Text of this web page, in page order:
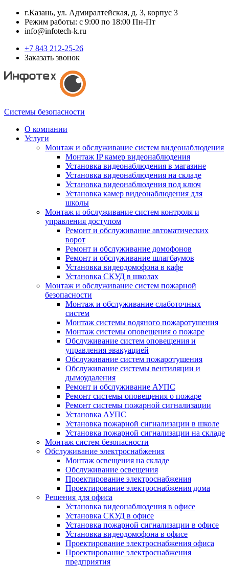
г.Казань, ул. Адмиралтейская, д. 3, корпус 3
Режим работы: с 9:00 по 18:00 Пн-Пт
info@infotech-k.ru
+7 843 212-25-26
Заказать звонок
Системы безопасности
О компании
Услуги
Монтаж и обслуживание систем видеонаблюдения
Монтаж IP камер видеонаблюдения
Установка видеонаблюдения в магазине
Установка видеонаблюдения на складе
Установка видеонаблюдения под ключ
Установка камер видеонаблюдения для
школы
Монтаж и обслуживание систем контроля и
управления доступом
Ремонт и обслуживание автоматических
ворот
Ремонт и обслуживание домофонов
Ремонт и обслуживание шлагбаумов
Установка видеодомофона в кафе
Установка СКУД в школах
Монтаж и обслуживание систем пожарной
безопасности
Монтаж и обслуживание слаботочных
систем
Монтаж системы водяного пожаротушения
Монтаж системы оповещения о пожаре
Обслуживание систем оповещения и
управления эвакуацией
Обслуживание систем пожаротушения
Обслуживание системы вентиляции и
дымоудаления
Ремонт и обслуживание АУПС
Ремонт системы оповещения о пожаре
Ремонт системы пожарной сигнализации
Установка АУПС
Установка пожарной сигнализации в школе
Установка пожарной сигнализации на складе
Монтаж систем безопасности
Обслуживание электроснабжения
Монтаж освещения на складе
Обслуживание освещения
Проектирование электроснабжения
Проектирование электроснабжения дома
Решения для офиса
Установка видеонаблюдения в офисе
Установка СКУД в офисе
Установка пожарной сигнализации в офисе
Установка видеодомофона в офисе
Проектирование электроснабжения офиса
Проектирование электроснабжения
предприятия